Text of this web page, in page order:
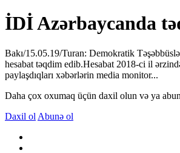
İDİ Azərbaycanda
Bakı/15.05.19/Turan: Demokratik
hesabat təqdim edib.Hesabat 2018-ci il
paylaşdıqları xəbərlərin media monitor...
Daha çox oxumaq üçün daxil olun və ya
Daxil ol Abunə ol